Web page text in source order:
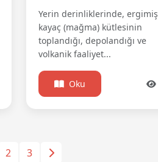
Yerin derinliklerinde, ergimiş
kayaç (mağma) kütlesinin
toplandığı, depolandığı ve
volkanik faaliyet...
Oku
2 3